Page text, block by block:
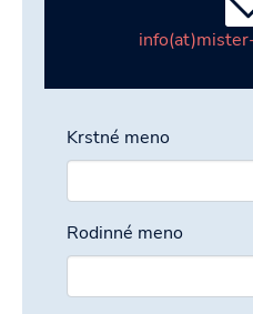
Krstné meno
Rodinné meno